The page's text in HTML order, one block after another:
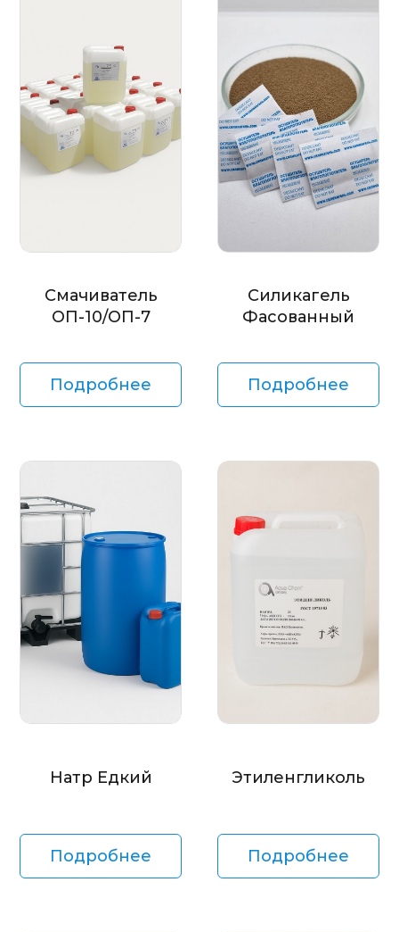
Смачиватель
ОП-10/ОП-7
Подробнее
Силикагель
Фасованный
Подробнее
Натр Едкий
Подробнее
Этиленгликоль
Подробнее